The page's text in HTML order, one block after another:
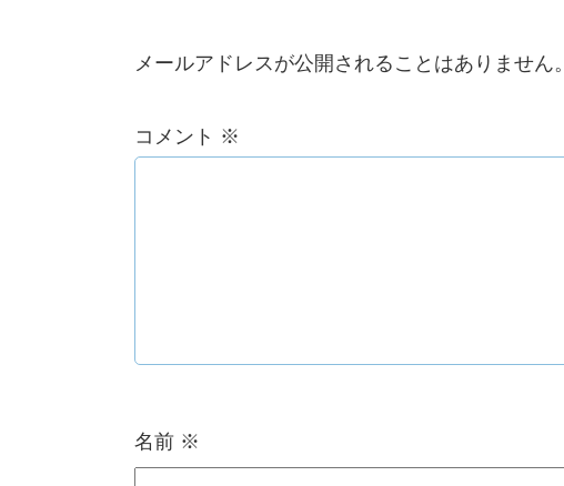
メールアドレスが公開されることはありません。
コメント ※
名前 ※